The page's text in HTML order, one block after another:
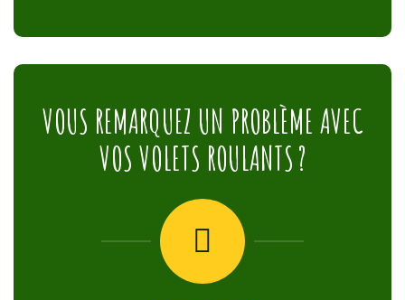
VOUS REMARQUEZ UN PROBLÈME AVEC
VOS VOLETS ROULANTS ?